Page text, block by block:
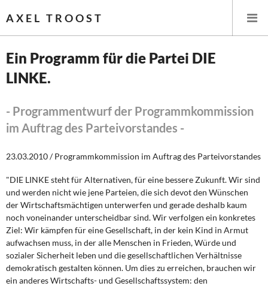
AXEL TROOST
Startseite
Themen
Leitlinien linker Wirtschafts- und Finanzpolitik
Steuer- und Finanzpolitik
Öffentliche Infrastruktur und Daseinsvorsorge
Eurokrise und Griechenland
DIE LINKE
Ein Programm für die Partei DIE
LINKE.
- Programmentwurf der Programmkommission
im Auftrag des Parteivorstandes -
23.03.2010 / Programmkommission im Auftrag des Parteivorstandes
"DIE LINKE steht für Alternativen, für eine bessere Zukunft. Wir sind
und werden nicht wie jene Parteien, die sich devot den Wünschen
der Wirtschaftsmächtigen unterwerfen und gerade deshalb kaum
noch voneinander unterscheidbar sind. Wir verfolgen ein konkretes
Ziel: Wir kämpfen für eine Gesellschaft, in der kein Kind in Armut
aufwachsen muss, in der alle Menschen in Frieden, Würde und
sozialer Sicherheit leben und die gesellschaftlichen Verhältnisse
demokratisch gestalten können. Um dies zu erreichen, brauchen wir
ein anderes Wirtschafts- und Gesellschaftssystem: den